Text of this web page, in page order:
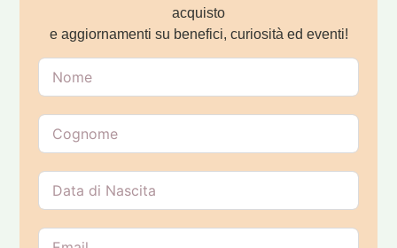
acquisto
e aggiornamenti su benefici, curiosità ed eventi!